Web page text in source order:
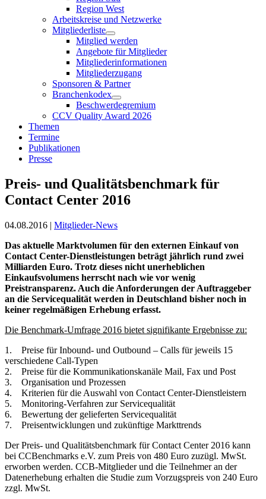
Region West
Arbeitskreise und Netzwerke
Mitgliederliste
Mitglied werden
Angebote für Mitglieder
Mitgliederinformationen
Mitgliederzugang
Sponsoren & Partner
Branchenkodex
Beschwerdegremium
CCV Quality Award 2026
Themen
Termine
Publikationen
Presse
Preis- und Qualitätsbenchmark für
Contact Center 2016
04.08.2016 | Mitglieder-News
Das aktuelle Marktvolumen für den externen Einkauf von
Contact Center-Dienstleistungen beträgt jährlich rund zwei
Milliarden Euro. Trotz dieses nicht unerheblichen
Einkaufsvolumens herrscht nach wie vor wenig
Preistransparenz. Auch die Anforderungen der Auftraggeber
an die Servicequalität werden in Deutschland bisher noch in
keiner regelmäßigen Erhebung erfasst.
Die Benchmark-Umfrage 2016 bietet signifikante Ergebnisse zu:
1. Preise für Inbound- und Outbound – Calls für jeweils 15
verschiedene Call-Typen
2. Preise für die Kommunikationskanäle Mail, Fax und Post
3. Organisation und Prozessen
4. Kriterien für die Auswahl von Contact Center-Dienstleistern
5. Monitoring-Verfahren zur Servicequalität
6. Bewertung der gelieferten Servicequalität
7. Preisentwicklungen und zukünftige Markttrends
Der Preis- und Qualitätsbenchmark für Contact Center 2016 kann
bei CCBenchmarks e.V. zum Preis von 480 Euro zuzügl. MwSt.
erworben werden. CCB-Mitglieder und die Teilnehmer an der
Datenerhebung erhalten die Studie zum Vorzugspreis von 240 Euro
zzgl. MwSt.